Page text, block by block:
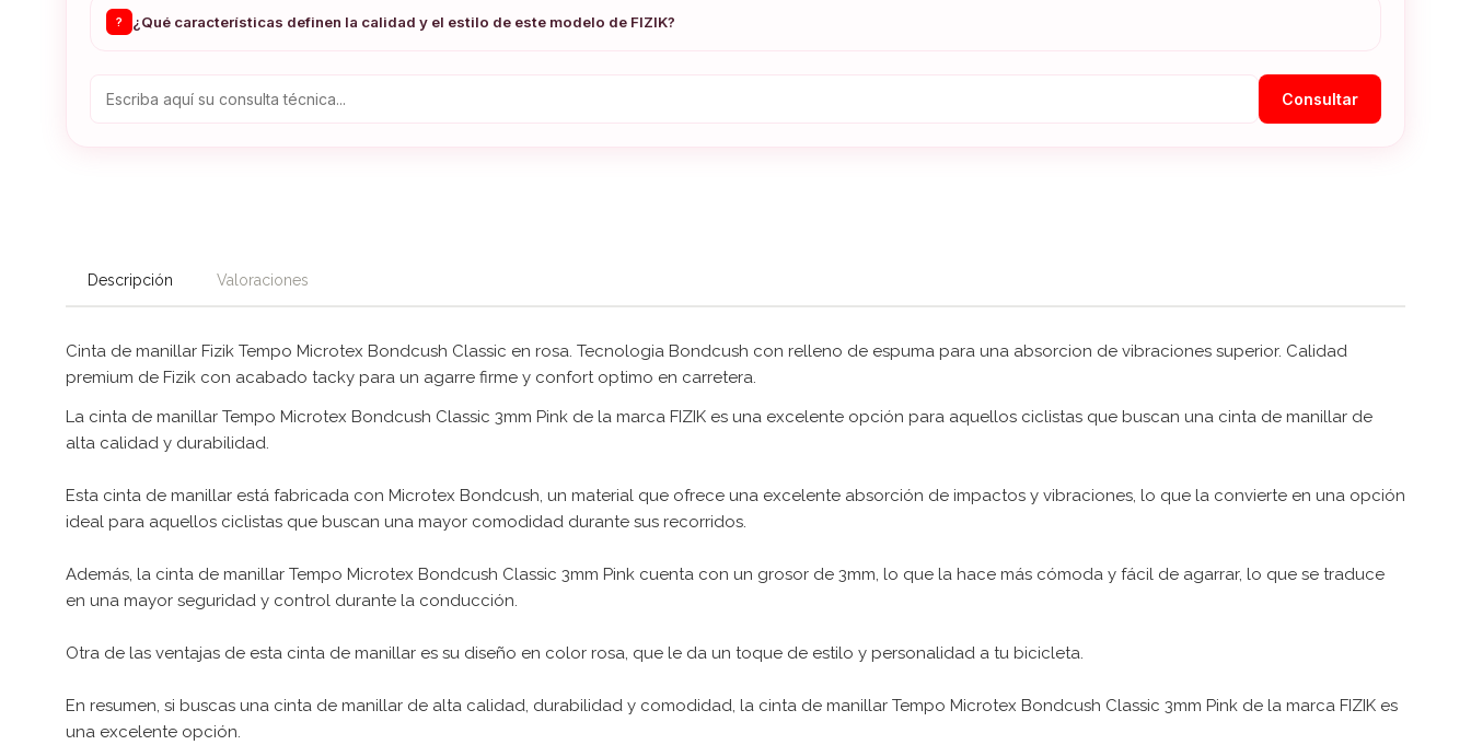
? ¿Qué características definen la calidad y el estilo de este modelo de FIZIK?
Consultar
Descripción Valoraciones
Cinta de manillar Fizik Tempo Microtex Bondcush Classic en rosa. Tecnologia Bondcush con relleno de espuma para una absorcion de vibraciones superior. Calidad
premium de Fizik con acabado tacky para un agarre firme y confort optimo en carretera.
La cinta de manillar Tempo Microtex Bondcush Classic 3mm Pink de la marca FIZIK es una excelente opción para aquellos ciclistas que buscan una cinta de manillar de
alta calidad y durabilidad.
Esta cinta de manillar está fabricada con Microtex Bondcush, un material que ofrece una excelente absorción de impactos y vibraciones, lo que la convierte en una opción
ideal para aquellos ciclistas que buscan una mayor comodidad durante sus recorridos.
Además, la cinta de manillar Tempo Microtex Bondcush Classic 3mm Pink cuenta con un grosor de 3mm, lo que la hace más cómoda y fácil de agarrar, lo que se traduce
en una mayor seguridad y control durante la conducción.
Otra de las ventajas de esta cinta de manillar es su diseño en color rosa, que le da un toque de estilo y personalidad a tu bicicleta.
En resumen, si buscas una cinta de manillar de alta calidad, durabilidad y comodidad, la cinta de manillar Tempo Microtex Bondcush Classic 3mm Pink de la marca FIZIK es
una excelente opción.